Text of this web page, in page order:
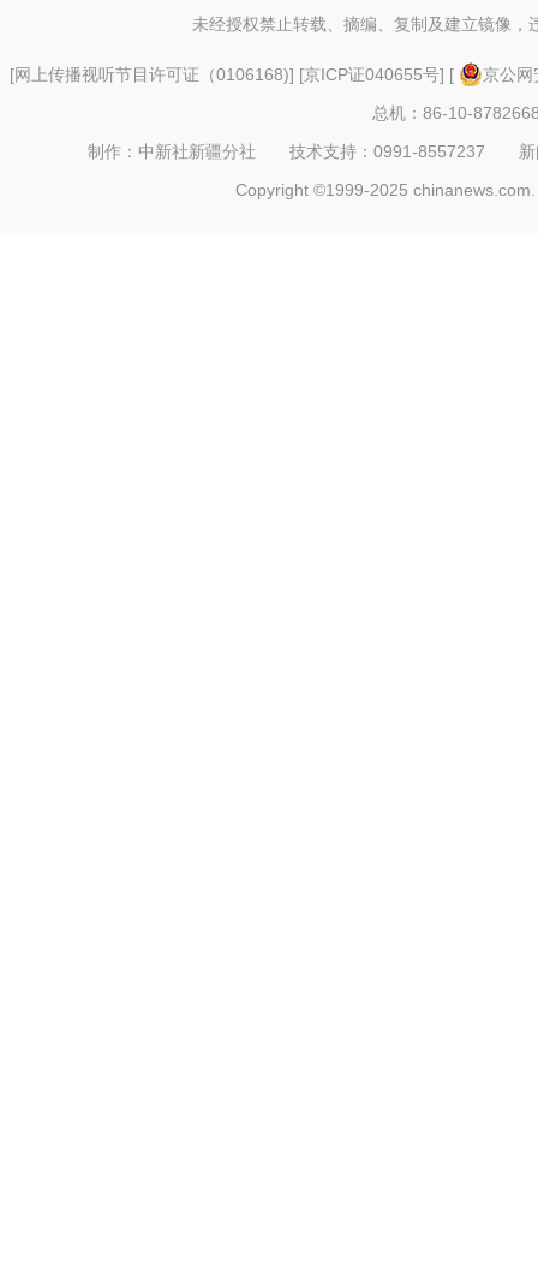
未经授权禁止转载、摘编、复制及建立镜像，
[网上传播视听节目许可证（0106168)] [京ICP证040655号] [
京公
总机：86-10-
制作：中新社新疆分社 技术支持：0991-8557237
Copyright ©1999-2025